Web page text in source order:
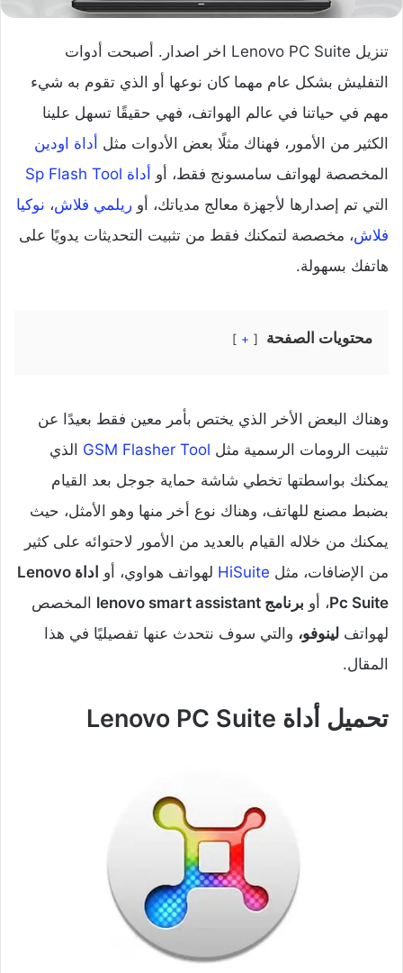
تنزيل Lenovo PC Suite اخر اصدار. أصبحت أدوات
التفليش بشكل عام مهما كان نوعها أو الذي تقوم به شيء
مهم في حياتنا في عالم الهواتف، فهي حقيقًا تسهل علينا
الكثير من الأمور، فهناك مثلًا بعض الأدوات مثل أداة اودين
المخصصة لهواتف سامسونج فقط، أو أداة Sp Flash Tool
التي تم إصدارها لأجهزة معالج مدياتك، أو ريلمي فلاش، نوكيا
فلاش، مخصصة لتمكنك فقط من تثبيت التحديثات يدويًا على
هاتفك بسهولة.
محتويات الصفحة +
وهناك البعض الأخر الذي يختص بأمر معين فقط بعيدًا عن
تثبيت الرومات الرسمية مثل GSM Flasher Tool الذي
يمكنك بواسطتها تخطي شاشة حماية جوجل بعد القيام
بضبط مصنع للهاتف، وهناك نوع أخر منها وهو الأمثل، حيث
يمكنك من خلاله القيام بالعديد من الأمور لاحتوائه على كثير
من الإضافات، مثل HiSuite لهواتف هواوي، أو
اداة Lenovo
Pc Suite، أو برنامج lenovo smart assistant
المخصص
لهواتف لينوفو، والتي سوف نتحدث عنها تفصيليًا في هذا
المقال.
تحميل أداة Lenovo PC Suite